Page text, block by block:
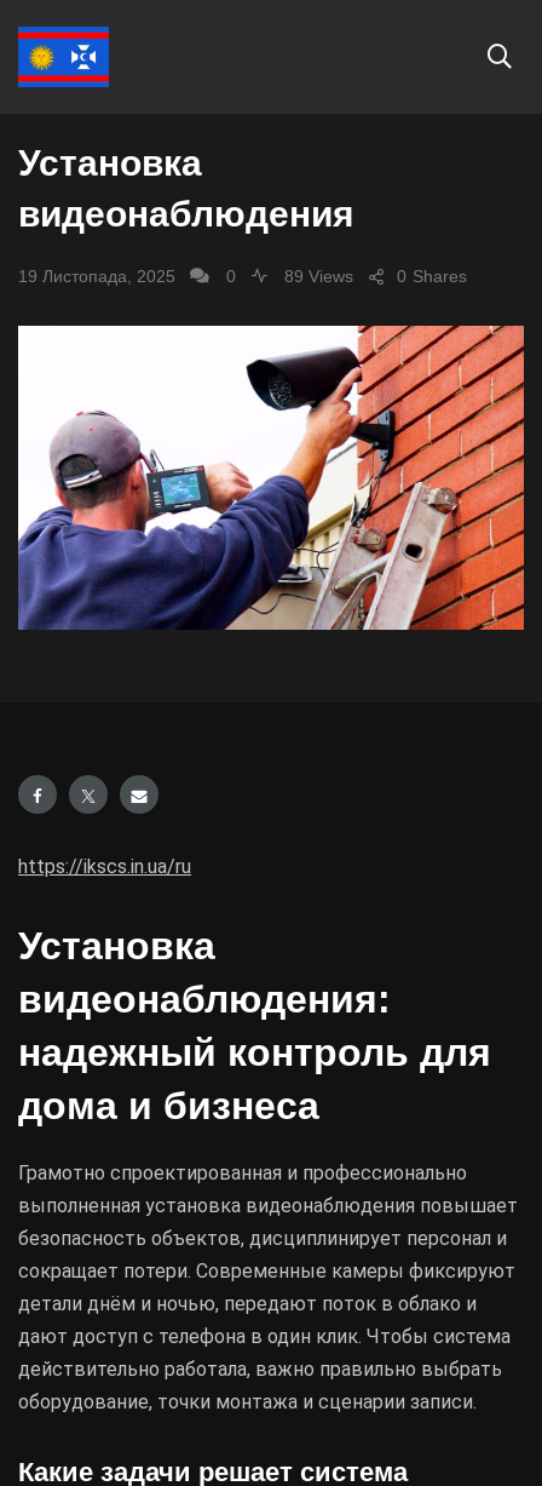
СУСПІЛЬСТВО
Установка
видеонаблюдения
19 Листопада, 2025 0 89 Views Shares
0
https://ikscs.in.ua/ru
Установка
видеонаблюдения:
надежный контроль для
дома и бизнеса
Грамотно спроектированная и профессионально
выполненная установка видеонаблюдения повышает
безопасность объектов, дисциплинирует персонал и
сокращает потери. Современные камеры фиксируют
детали днём и ночью, передают поток в облако и
дают доступ с телефона в один клик. Чтобы система
действительно работала, важно правильно выбрать
оборудование, точки монтажа и сценарии записи.
Какие задачи решает система